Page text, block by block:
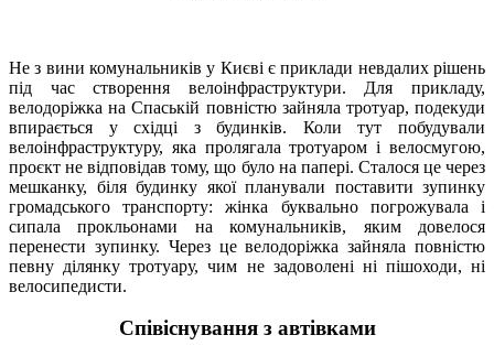
Не з вини комунальників у Києві є приклади невдалих рішень
під час створення велоінфраструктури. Для прикладу,
велодоріжка на Спаській повністю зайняла тротуар, подекуди
впирається у східці з будинків. Коли тут побудували
велоінфраструктуру, яка пролягала тротуаром і велосмугою,
проєкт не відповідав тому, що було на папері. Сталося це через
мешканку, біля будинку якої планували поставити зупинку
громадського транспорту: жінка буквально погрожувала і
сипала прокльонами на комунальників, яким довелося
перенести зупинку. Через це велодоріжка зайняла повністю
певну ділянку тротуару, чим не задоволені ні пішоходи, ні
велосипедисти.
Співіснування з автівками